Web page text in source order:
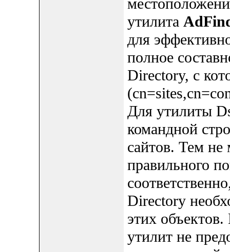
утилита
для
полное
Directory, с
Для утилиты
командной
сайтов. Тем не
правильного
Directory
этих
утилит не